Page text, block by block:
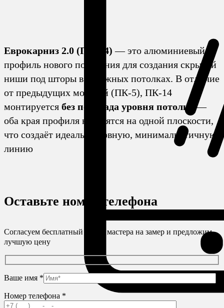
Еврокарниз 2.0 (ПК-14) — это алюминиевый
профиль нового поколения для создания скрытой
ниши под шторы в натяжных потолках. В отличие
от предыдущих моделей (ПК-5), ПК-14
монтируется без перепада уровня потолка
—
оба края профиля находятся на одной плоскости,
что создаёт идеально ровную, минималистичную
линию
Оставьте номер телефона
Согласуем бесплатный выезд мастера на замер и предложим
лучшую цену
Ваше имя *
Номер телефона *